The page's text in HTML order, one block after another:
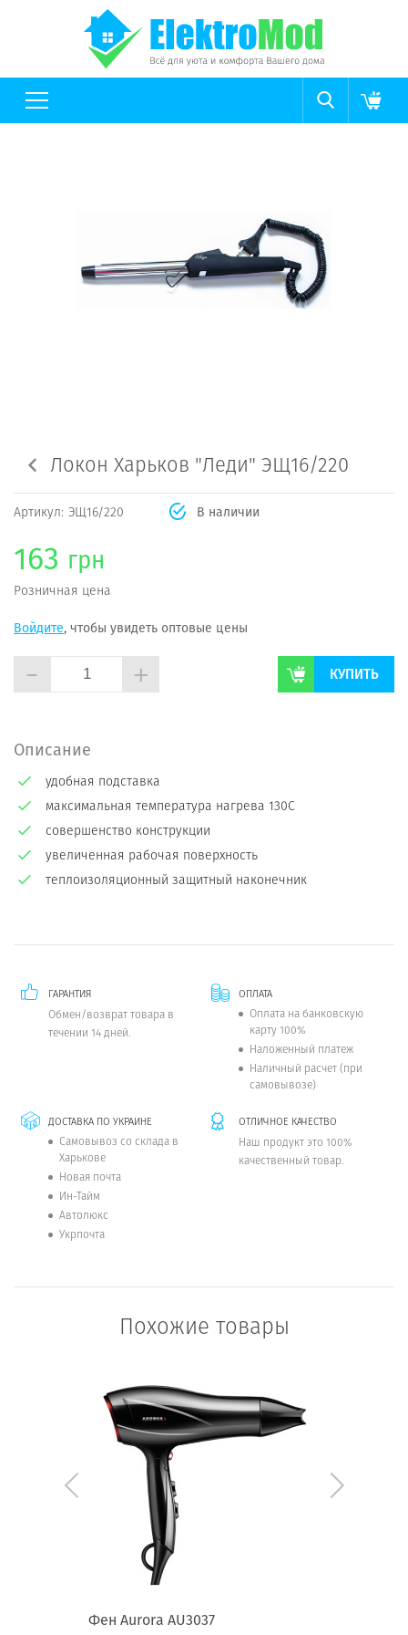
Локон Харьков "Леди" ЭЩ16/220
Артикул: ЭЩ16/220 В наличии
163 грн
Розничная цена
Войдите, чтобы увидеть оптовые цены
- + КУПИТЬ
Описание
удобная подставка
максимальная температура нагрева 130С
совершенство конструкции
увеличенная рабочая поверхность
теплоизоляционный защитный наконечник
ГАРАНТИЯ
Обмен/возврат товара в
течении 14 дней.
ОПЛАТА
Оплата на банковскую
карту 100%
Наложенный платеж
Наличный расчет (при
самовывозе)
ДОСТАВКА ПО УКРАИНЕ
Самовывоз со склада в
Харькове
Новая почта
Ин-Тайм
Автолюкс
Укрпочта
ОТЛИЧНОЕ КАЧЕСТВО
Наш продукт это 100%
качественный товар.
Похожие товары
Фен Aurora AU3037